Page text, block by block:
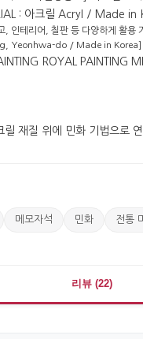
메모자석 민화 전통
리뷰 (22)